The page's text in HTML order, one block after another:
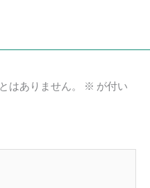
はありません。 ※ が付い